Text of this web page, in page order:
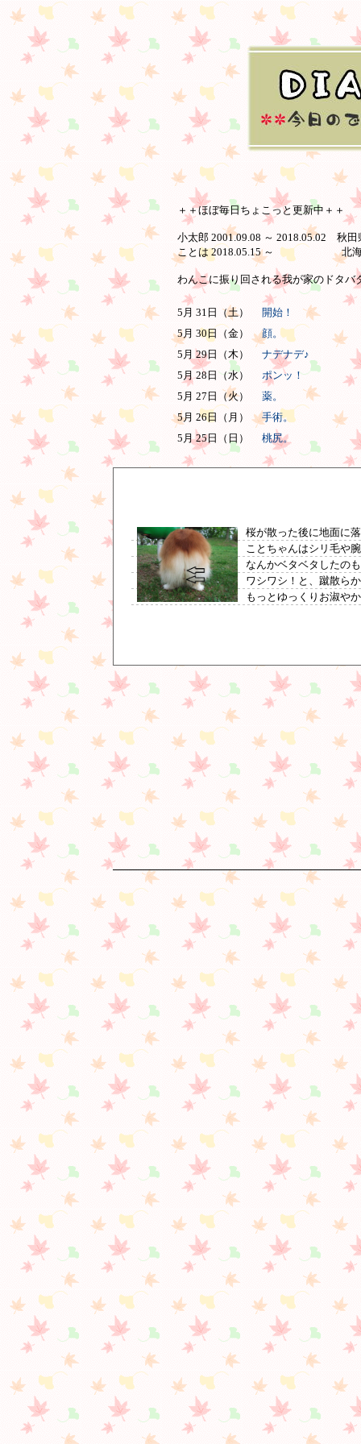
＋＋ほぼ毎日ちょこっと更新中＋＋
小太郎 2001.09.08 ～ 2018.05.02 秋田
ことは 2018.05.15 ～ 北海
わんこに振り回される我が家のドタバ
5月 31日（土）
開始！
5月 30日（金）
顔。
5月 29日（木）
ナデナデ♪
5月 28日（水）
ポンッ！
5月 27日（火）
薬。
5月 26日（月）
手術。
5月 25日（日）
桃尻。
桜が散った後に地面に
ことちゃんはシリ毛や
なんかベタベタしたの
ワシワシ！と、蹴散ら
もっとゆっくりお淑や